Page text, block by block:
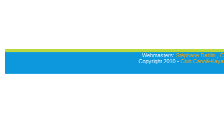
Webmasters: Stéphane Dablin,
Copyright 2010 - Club Canoë-